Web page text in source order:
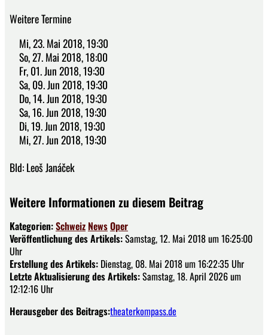
Weitere Termine
Mi, 23. Mai 2018, 19:30
So, 27. Mai 2018, 18:00
Fr, 01. Jun 2018, 19:30
Sa, 09. Jun 2018, 19:30
Do, 14. Jun 2018, 19:30
Sa, 16. Jun 2018, 19:30
Di, 19. Jun 2018, 19:30
Mi, 27. Jun 2018, 19:30
Bld: Leoš Janáček
Weitere Informationen zu diesem Beitrag
Kategorien:Schweiz NewsOper
Veröffentlichung des Artikels:Samstag, 12. Mai 2018 um 16:25:00
Uhr
Erstellung des Artikels: Dienstag, 08. Mai 2018 um 16:22:35 Uhr
Letzte Aktualisierung des Artikels:Samstag, 18. April 2026 um
12:12:16 Uhr
Herausgeber des Beitrags:theaterkompass.de